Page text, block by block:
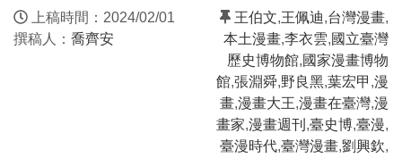
上稿時間：2024/02/01
撰稿人： 喬齊安
王伯文,王佩迪,台灣漫畫,
本土漫畫,李衣雲,國立臺灣
歷史博物館,國家漫畫博物
館,張淵舜,野良黑,葉宏甲 ,漫
畫,漫畫大王,漫畫在臺灣,漫
畫家,漫畫週刊 ,臺史博,臺漫,
臺漫時代,臺灣漫畫,劉興欽,